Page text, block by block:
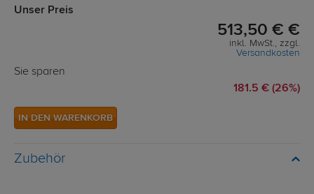
Unser Preis
513,50 € €
inkl. MwSt., zzgl.
Versandkosten
Sie sparen
181.5 € (26%)
IN DEN WARENKORB
Zubehör